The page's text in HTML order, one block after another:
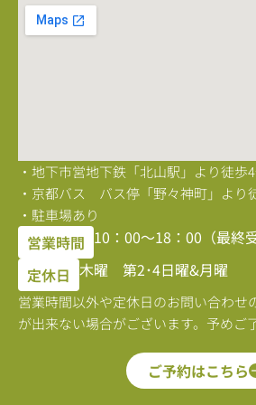
・地下市営地下鉄「北山駅」より徒歩
・京都バス バス停「野々神町」より
・駐車場あり
営業時間 10：00〜18：00（最終受
定休日 木曜 第2･4日曜&月曜
営業時間以外や定休日のお問い合わせ
が出来ない場合がございます。予めご
ご予約はこちら